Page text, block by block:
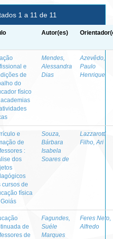
1 a 11 de 11
Autor(es)
e
de
do
físico
Mendes,
Alessandra
Dias
Azevêdo,
Paulo
Henrique
e
de
:
dos
cursos de
física
Souza,
Bárbara
Isabela
Soares de
Lazzarotti
Filho, Ari
de
de
Fagundes,
Suéle
Marques
Feres Neto,
Alfredo